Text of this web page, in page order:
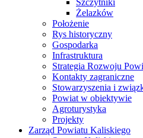
Szczytniki
Żelazków
Położenie
Rys historyczny
Gospodarka
Infrastruktura
Strategia Rozwoju
Kontakty zagraniczne
Stowarzyszenia i
Powiat w obiektywie
Agroturystyka
Projekty
Zarząd Powiatu Kaliskiego